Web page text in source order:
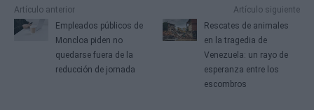
Artículo anterior
Empleados públicos de
Moncloa piden no
quedarse fuera de la
reducción de jornada
Artículo siguiente
Rescates de animales
en la tragedia de
Venezuela: un rayo de
esperanza entre los
escombros